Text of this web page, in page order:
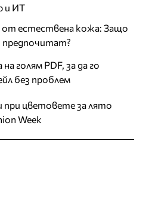
и ИТ
от естествена кожа: Защо
предпочитат?
голям PDF, за да го
без проблем
цветовете за лято
Week